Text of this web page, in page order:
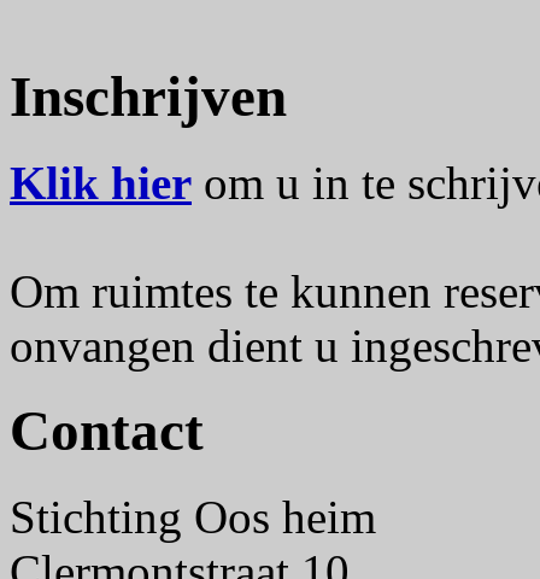
Inschrijven
Klik hier om u in te
Om ruimtes te kunnen
onvangen dient u
Contact
Stichting Oos heim